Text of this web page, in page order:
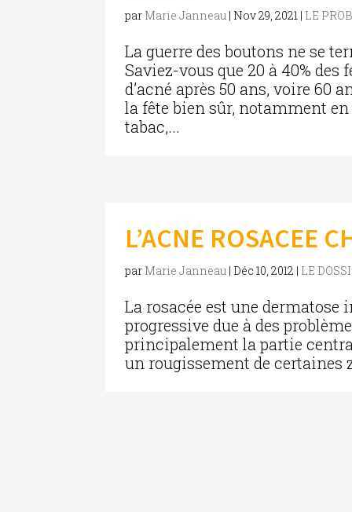
par Marie Janneau | Nov 29, 2021 | LE
La guerre des boutons ne se
Saviez-vous que 20 à 40%
d’acné après 50 ans, voire 60
la fête bien sûr, notamment
tabac,...
L’ACNE ROSACEE
par Marie Janneau | Déc 10, 2012 | LE
La rosacée est une
progressive due à des
principalement la partie
un rougissement de certaines